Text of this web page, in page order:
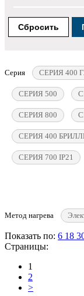
Серия СЕРИЯ 400
СЕРИЯ 500
СЕРИЯ 800
СЕРИЯ 400
СЕРИЯ 700 IP21
Метод нагрева
Показать по: 6 18
Страницы:
1
2
>